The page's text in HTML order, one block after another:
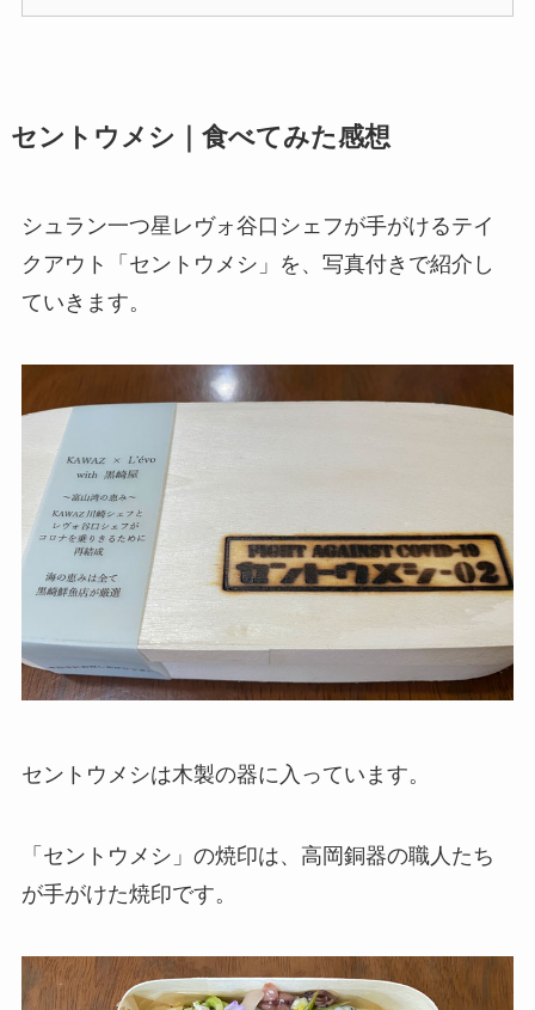
セントウメシ｜食べてみた感想
シュラン一つ星レヴォ谷口シェフが手がけるテイ
クアウト「セントウメシ」を、写真付きで紹介し
ていきます。
セントウメシは木製の器に入っています。
「セントウメシ」の焼印は、高岡銅器の職人たち
が手がけた焼印です。